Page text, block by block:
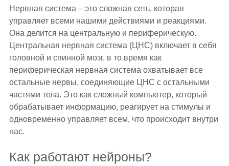
Нервная система – это сложная сеть, которая
управляет всеми нашими действиями и реакциями.
Она делится на центральную и периферическую.
Центральная нервная система (ЦНС) включает в себя
головной и спинной мозг, в то время как
периферическая нервная система охватывает все
остальные нервы, соединяющие ЦНС с остальными
частями тела. Это как сложный компьютер, который
обрабатывает информацию, реагирует на стимулы и
одновременно управляет всем, что происходит внутри
нас.
Как работают нейроны?